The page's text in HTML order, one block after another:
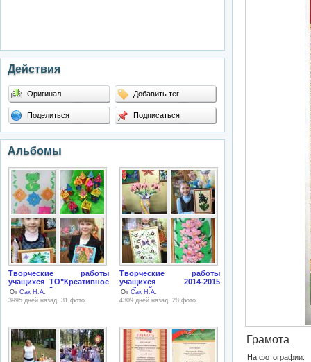
Действия
Оригинал Добавить тег
Поделиться Подписаться
Альбомы
Творческие работы
учащихся ТО"Креативное
рукоделие"
От Сак Н.А.
3995 дней назад, 31 фото
Творческие работы
учащихся 2014-2015
учебный год
От Сак Н.А.
4309 дней назад, 28 фото
Грамота
На фотографии: